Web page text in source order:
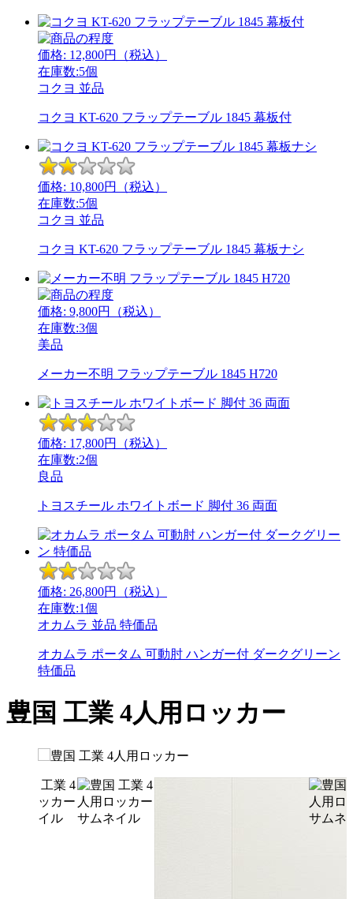
価格: 12,800円（税込）
在庫数:5個
コクヨ 並品
コクヨ KT-620 フラップテーブル 1845 幕板付
価格: 10,800円（税込）
在庫数:5個
コクヨ 並品
コクヨ KT-620 フラップテーブル 1845 幕板ナシ
価格: 9,800円（税込）
在庫数:3個
美品
メーカー不明 フラップテーブル 1845 H720
価格: 17,800円（税込）
在庫数:2個
良品
トヨスチール ホワイトボード 脚付 36 両面
価格: 26,800円（税込）
在庫数:1個
オカムラ 並品 特価品
オカムラ ポータム 可動肘 ハンガー付 ダークグリーン
特価品
豊国 工業 4人用ロッカー